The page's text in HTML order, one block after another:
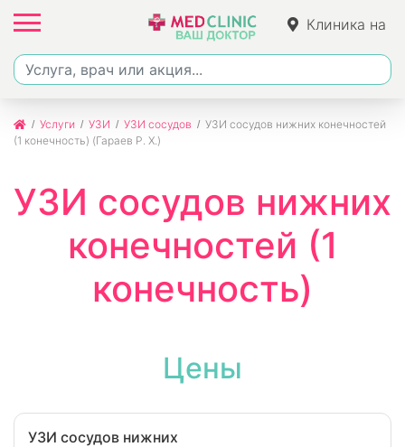
Клиника на
Ленина
Услуги УЗИ УЗИ сосудов
УЗИ сосудов нижних конечностей
(1 конечность) (Гараев Р. Х.)
УЗИ сосудов нижних
конечностей (1
конечность)
Цены
УЗИ сосудов нижних